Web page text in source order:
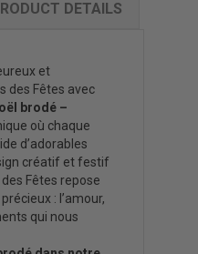
DETAILS
et
des Fêtes avec
brodé –
où chaque
d’adorables
créatif et festif
Fêtes repose
: l’amour,
qui nous